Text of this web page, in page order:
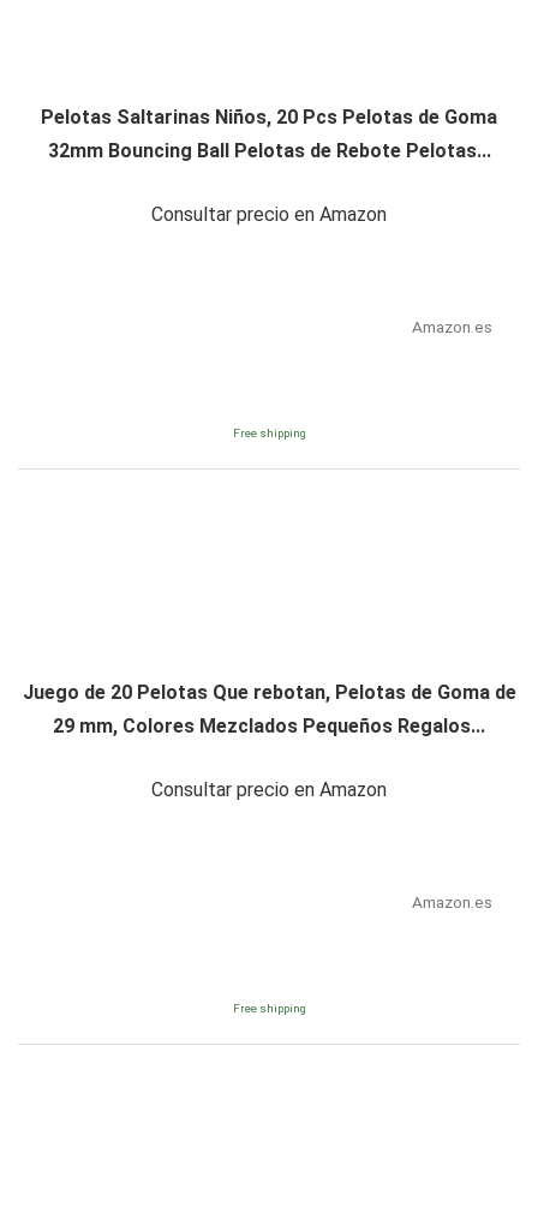
Pelotas Saltarinas Niños, 20 Pcs Pelotas de Goma
32mm Bouncing Ball Pelotas de Rebote Pelotas...
Consultar precio en Amazon
Amazon.es
Free shipping
Juego de 20 Pelotas Que rebotan, Pelotas de Goma de
29 mm, Colores Mezclados Pequeños Regalos...
Consultar precio en Amazon
Amazon.es
Free shipping